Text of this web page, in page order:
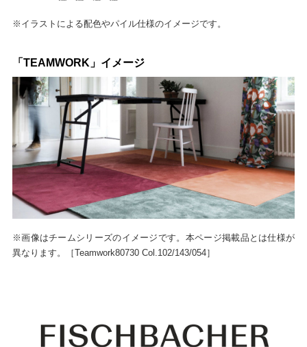
※イラストによる配色やパイル仕様のイメージです。
「TEAMWORK」イメージ
※画像はチームシリーズのイメージです。本ページ掲載品とは仕様が
異なります。［Teamwork80730 Col.102/143/054］